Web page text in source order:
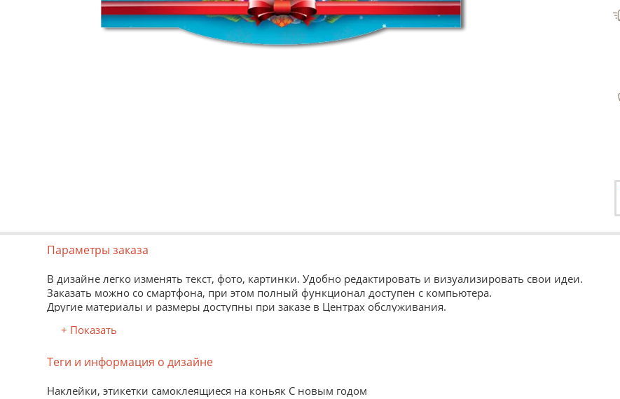
Параметры заказа
В дизайне легко изменять текст, фото, картинки. Удобно редактировать и визуализировать свои идеи.
Заказать можно со смартфона, при этом полный функционал доступен с компьютера.
Другие материалы и размеры доступны при заказе в Центрах обслуживания.
+ Показать
Теги и информация о дизайне
Наклейки, этикетки самоклеящиеся на коньяк С новым годом